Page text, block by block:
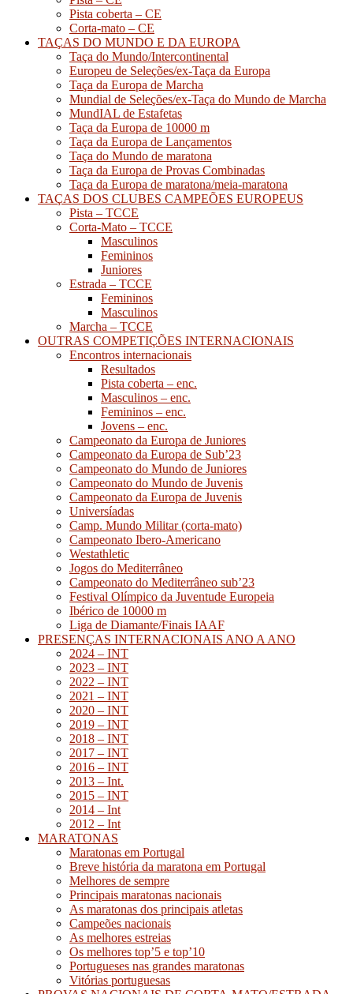
Pista coberta – CE
Corta-mato – CE
TAÇAS DO MUNDO E DA EUROPA
Taça do Mundo/Intercontinental
Europeu de Seleções/ex-Taça da Europa
Taça da Europa de Marcha
Mundial de Seleções/ex-Taça do Mundo de Marcha
MundIAL de Estafetas
Taça da Europa de 10000 m
Taça da Europa de Lançamentos
Taça do Mundo de maratona
Taça da Europa de Provas Combinadas
Taça da Europa de maratona/meia-maratona
TAÇAS DOS CLUBES CAMPEÕES EUROPEUS
Pista – TCCE
Corta-Mato – TCCE
Masculinos
Femininos
Juniores
Estrada – TCCE
Femininos
Masculinos
Marcha – TCCE
OUTRAS COMPETIÇÕES INTERNACIONAIS
Encontros internacionais
Resultados
Pista coberta – enc.
Masculinos – enc.
Femininos – enc.
Jovens – enc.
Campeonato da Europa de Juniores
Campeonato da Europa de Sub’23
Campeonato do Mundo de Juniores
Campeonato do Mundo de Juvenis
Campeonato da Europa de Juvenis
Universíadas
Camp. Mundo Militar (corta-mato)
Campeonato Ibero-Americano
Westathletic
Jogos do Mediterrâneo
Campeonato do Mediterrâneo sub’23
Festival Olímpico da Juventude Europeia
Ibérico de 10000 m
Liga de Diamante/Finais IAAF
PRESENÇAS INTERNACIONAIS ANO A ANO
2024 – INT
2023 – INT
2022 – INT
2021 – INT
2020 – INT
2019 – INT
2018 – INT
2017 – INT
2016 – INT
2013 – Int.
2015 – INT
2014 – Int
2012 – Int
MARATONAS
Maratonas em Portugal
Breve história da maratona em Portugal
Melhores de sempre
Principais maratonas nacionais
As maratonas dos principais atletas
Campeões nacionais
As melhores estreias
Os melhores top’5 e top’10
Portugueses nas grandes maratonas
Vitórias portuguesas